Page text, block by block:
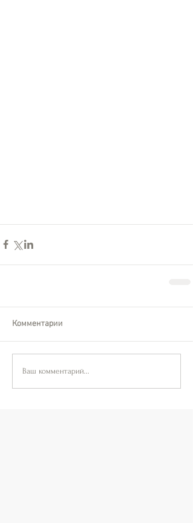
Комментарии
Ваш комментарий...